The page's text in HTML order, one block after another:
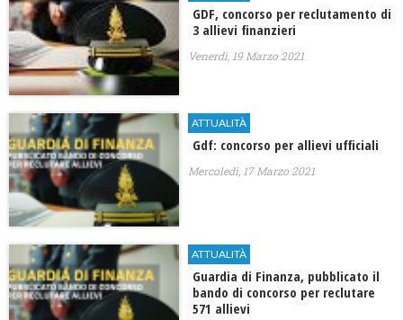
GDF, concorso per reclutamento di
3 allievi finanzieri
Venerdì, 19 Marzo 2021
ATTUALITÀ
Gdf: concorso per allievi ufficiali
Mercoledì, 17 Marzo 2021
ATTUALITÀ
Guardia di Finanza, pubblicato il
bando di concorso per reclutare
571 allievi